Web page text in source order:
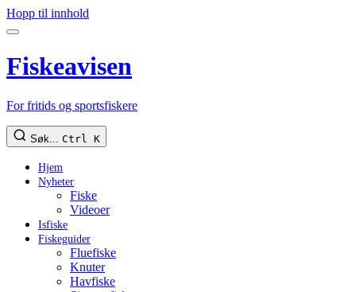
Hopp til innhold
Fiskeavisen
For fritids og sportsfiskere
Søk... Ctrl K
Hjem
Nyheter
Fiske
Videoer
Isfiske
Fiskeguider
Fluefiske
Knuter
Havfiske